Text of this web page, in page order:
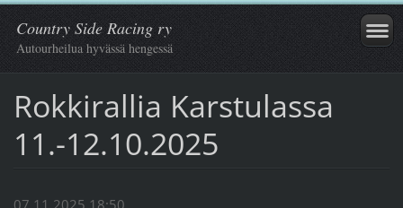
Country Side Racing ry
Autourheilua hyvässä hengessä
Rokkirallia Karstulassa
11.-12.10.2025
07.11.2025 18:50